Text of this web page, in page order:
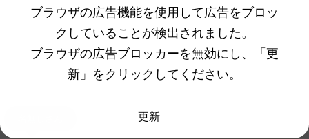
ブラウザの広告機能を使用して広告をブロッ
クしていることが検出されました。
ブラウザの広告ブロッカーを無効にし、「更
新」をクリックしてください。
更新